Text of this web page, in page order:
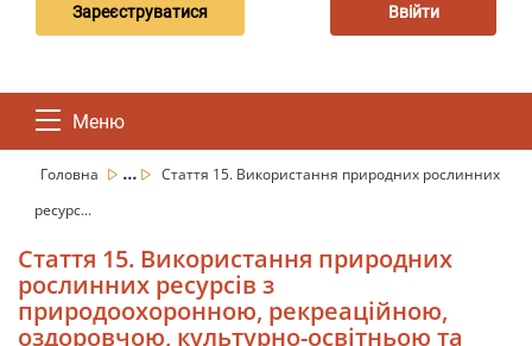
Зареєструватися Ввійти
Меню
Головна ...
Стаття 15. Використання природних рослинних
ресурс...
Стаття 15. Використання природних
рослинних ресурсів з
природоохоронною, рекреаційною,
оздоровчою, культурно-освітньою та